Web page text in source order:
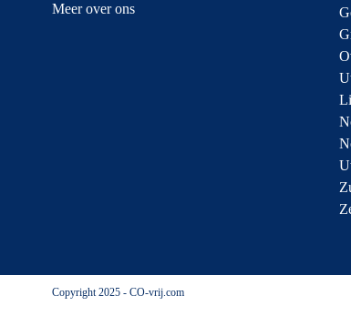
Meer over ons
Copyright 2025 - CO-vrij.com